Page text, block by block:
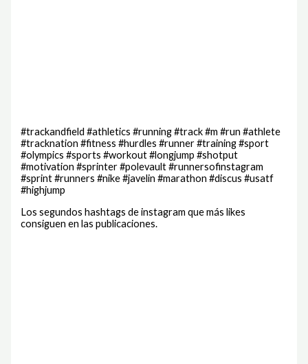
#trackandfield #athletics #running #track #m #run #athlete
#tracknation #fitness #hurdles #runner #training #sport
#olympics #sports #workout #longjump #shotput
#motivation #sprinter #polevault #runnersofinstagram
#sprint #runners #nike #javelin #marathon #discus #usatf
#highjump
Los segundos hashtags de instagram que más likes
consiguen en las publicaciones.